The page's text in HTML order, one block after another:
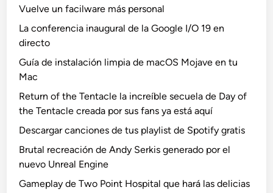
Vuelve un facilware más personal
La conferencia inaugural de la Google I/O 19 en
directo
Guía de instalación limpia de macOS Mojave en tu
Mac
Return of the Tentacle la increíble secuela de Day of
the Tentacle creada por sus fans ya está aquí
Descargar canciones de tus playlist de Spotify gratis
Brutal recreación de Andy Serkis generado por el
nuevo Unreal Engine
Gameplay de Two Point Hospital que hará las delicias